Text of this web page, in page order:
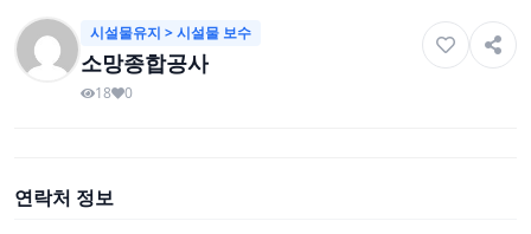
시설물유지 > 시설물 보수
소망종합공사
18 0
연락처 정보